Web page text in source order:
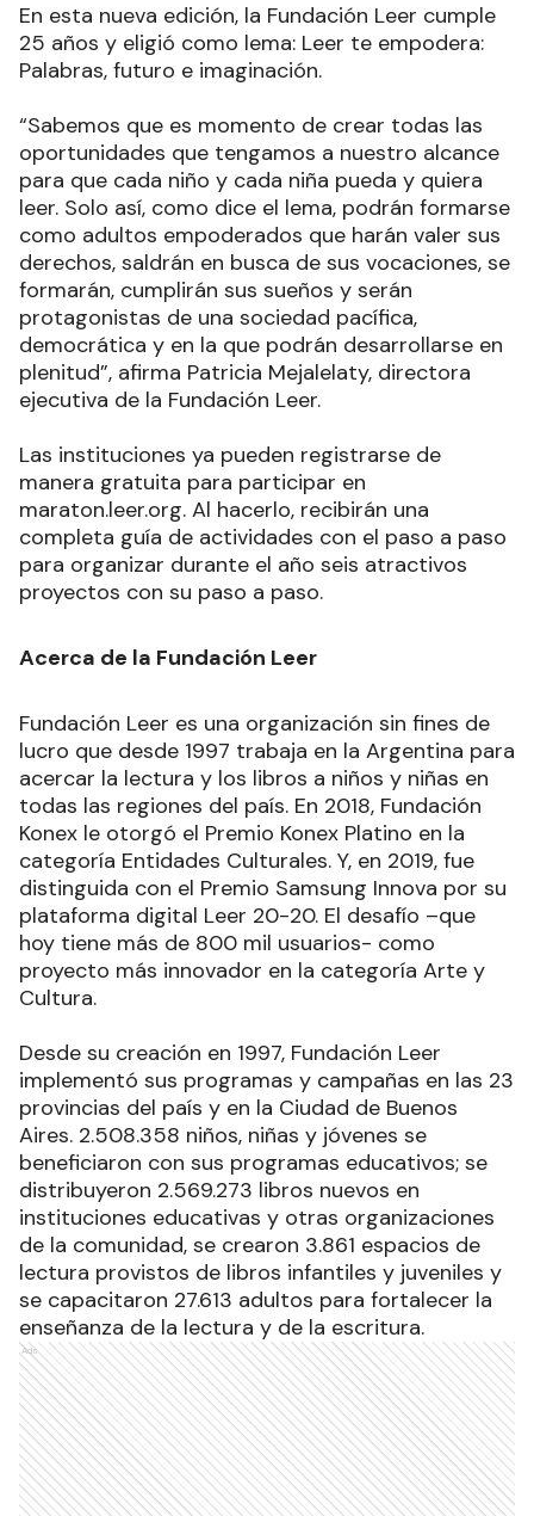
En esta nueva edición, la Fundación Leer cumple
25 años y eligió como lema: Leer te empodera:
Palabras, futuro e imaginación.
“Sabemos que es momento de crear todas las
oportunidades que tengamos a nuestro alcance
para que cada niño y cada niña pueda y quiera
leer. Solo así, como dice el lema, podrán formarse
como adultos empoderados que harán valer sus
derechos, saldrán en busca de sus vocaciones, se
formarán, cumplirán sus sueños y serán
protagonistas de una sociedad pacífica,
democrática y en la que podrán desarrollarse en
plenitud”, afirma Patricia Mejalelaty, directora
ejecutiva de la Fundación Leer.
Las instituciones ya pueden registrarse de
manera gratuita para participar en
maraton.leer.org. Al hacerlo, recibirán una
completa guía de actividades con el paso a paso
para organizar durante el año seis atractivos
proyectos con su paso a paso.
Acerca de la Fundación Leer
Fundación Leer es una organización sin fines de
lucro que desde 1997 trabaja en la Argentina para
acercar la lectura y los libros a niños y niñas en
todas las regiones del país. En 2018, Fundación
Konex le otorgó el Premio Konex Platino en la
categoría Entidades Culturales. Y, en 2019, fue
distinguida con el Premio Samsung Innova por su
plataforma digital Leer 20-20. El desafío –que
hoy tiene más de 800 mil usuarios- como
proyecto más innovador en la categoría Arte y
Cultura.
Desde su creación en 1997, Fundación Leer
implementó sus programas y campañas en las 23
provincias del país y en la Ciudad de Buenos
Aires. 2.508.358 niños, niñas y jóvenes se
beneficiaron con sus programas educativos; se
distribuyeron 2.569.273 libros nuevos en
instituciones educativas y otras organizaciones
de la comunidad, se crearon 3.861 espacios de
lectura provistos de libros infantiles y juveniles y
se capacitaron 27.613 adultos para fortalecer la
enseñanza de la lectura y de la escritura.
Ads